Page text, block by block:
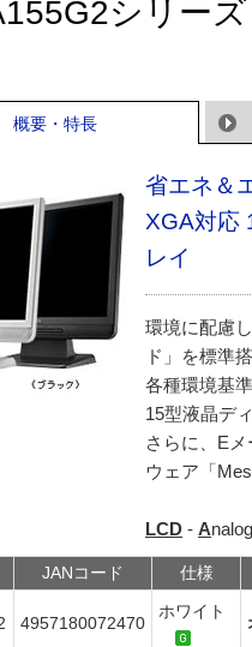
シリーズ
概要・特長
省エネ＆
XGA対応
レイ
環境に配慮
ド」を標準搭
各種環境基
15型液晶デ
さらに、E
ウェア「
LCD - Analog
JANコード 仕様
4957180072470
ホワイト